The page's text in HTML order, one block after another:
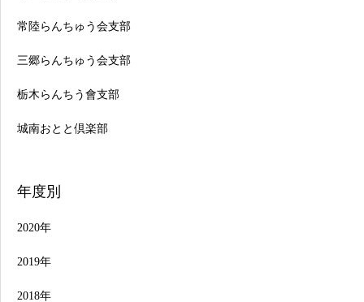
常陸らんちゅう会支部
三郷らんちゅう会支部
栃木らんちう會支部
城南おとと倶楽部
年度別
2020年
2019年
2018年